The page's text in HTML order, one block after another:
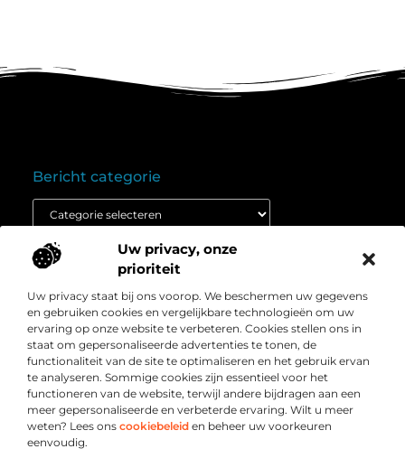
Uw privacy, onze
prioriteit
Uw privacy staat bij ons voorop. We beschermen uw gegevens
en gebruiken cookies en vergelijkbare technologieën om uw
ervaring op onze website te verbeteren. Cookies stellen ons in
staat om gepersonaliseerde advertenties te tonen, de
functionaliteit van de site te optimaliseren en het gebruik ervan
te analyseren. Sommige cookies zijn essentieel voor het
functioneren van de website, terwijl andere bijdragen aan een
meer gepersonaliseerde en verbeterde ervaring. Wilt u meer
weten? Lees ons cookiebeleid en beheer uw voorkeuren
eenvoudig.
Over
Bedrijf
” Het platform voor slimme inzichten en
conversieboosts “
Duik in waardevolle content, praktische strategieën en
inspirerende cases die jouw webshop naar een hoger
niveau tillen. Welkom bij Webshop-conversie.nl – jouw
bron voor resultaatgerichte kennis en online groei.
Onze informatie
Bericht categorie